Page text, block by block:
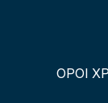
ΟΡΟΙ